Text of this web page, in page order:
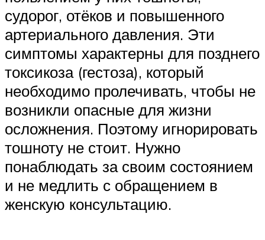
судорог, отёков и повышенного
артериального давления. Эти
симптомы характерны для позднего
токсикоза (гестоза), который
необходимо пролечивать, чтобы не
возникли опасные для жизни
осложнения. Поэтому игнорировать
тошноту не стоит. Нужно
понаблюдать за своим состоянием
и не медлить с обращением в
женскую консультацию.